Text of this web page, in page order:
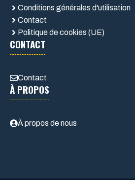
Conditions générales d'utilisation
Contact
Politique de cookies (UE)
CONTACT
Contact
À PROPOS
À propos de nous